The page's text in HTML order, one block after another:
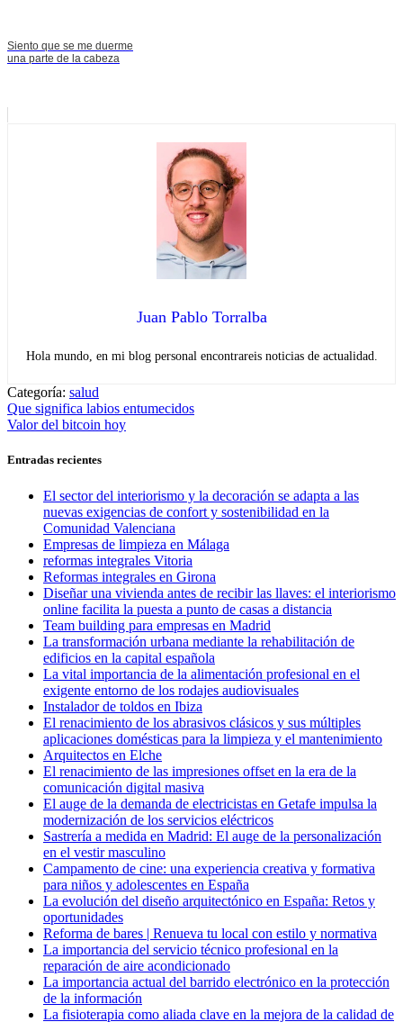
Siento que se me duerme
una parte de la cabeza
Juan Pablo Torralba
Hola mundo, en mi blog personal encontrareis noticias de actualidad.
Categoría: salud
Navegación
de
entradas
Entrada
anterior:
Que significa labios entumecidos
Entrada
Valor del bitcoin hoy
Entradas recientes
El sector del interiorismo y la decoración se adapta a las
nuevas exigencias de confort y sostenibilidad en la
Comunidad Valenciana
Empresas de limpieza en Málaga
reformas integrales Vitoria
Reformas integrales en Girona
Diseñar una vivienda antes de recibir las llaves: el interiorismo
online facilita la puesta a punto de casas a distancia
Team building para empresas en Madrid
La transformación urbana mediante la rehabilitación de
edificios en la capital española
La vital importancia de la alimentación profesional en el
exigente entorno de los rodajes audiovisuales
Instalador de toldos en Ibiza
El renacimiento de los abrasivos clásicos y sus múltiples
aplicaciones domésticas para la limpieza y el mantenimiento
Arquitectos en Elche
El renacimiento de las impresiones offset en la era de la
comunicación digital masiva
El auge de la demanda de electricistas en Getafe impulsa la
modernización de los servicios eléctricos
Sastrería a medida en Madrid: El auge de la personalización
en el vestir masculino
Campamento de cine: una experiencia creativa y formativa
para niños y adolescentes en España
La evolución del diseño arquitectónico en España: Retos y
oportunidades
Reforma de bares | Renueva tu local con estilo y normativa
La importancia del servicio técnico profesional en la
reparación de aire acondicionado
La importancia actual del barrido electrónico en la protección
de la información
La fisioterapia como aliada clave en la mejora de la calidad de